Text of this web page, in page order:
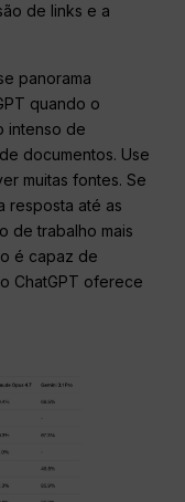
de links e a
panorama
quando o
intenso de
documentos. Use
muitas fontes. Se
resposta até as
de trabalho mais
é capaz de
ChatGPT oferece